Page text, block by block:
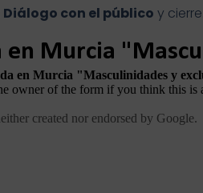
Diálogo con el público y